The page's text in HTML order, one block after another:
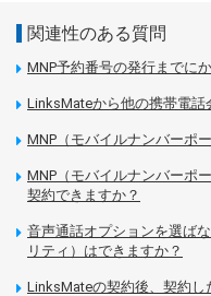
関連性のある質問
MNP予約番号の発行までに
LinksMateから他の携帯電話
MNP（モバイルナンバーポ
MNP（モバイルナンバーポ
契約できますか？
音声通話オプションを選ば
リティ）はできますか？
LinksMateの契約後、契約し